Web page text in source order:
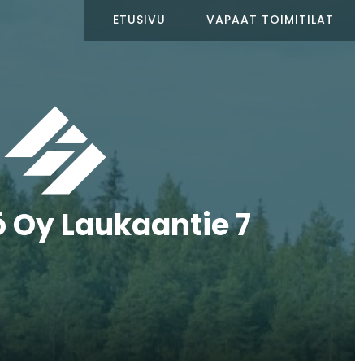
ETUSIVU VAPAAT TOIMITILAT
Laukaantie 7